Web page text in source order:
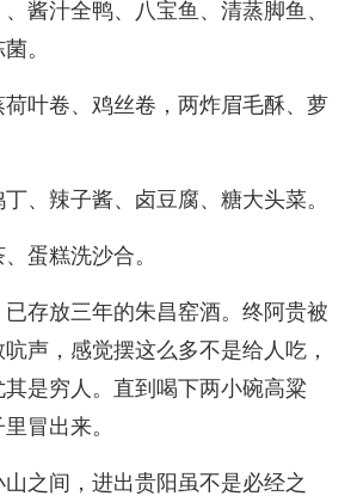
、酱汁全鸭、八宝鱼、清蒸脚鱼、
。
荷叶卷、鸡丝卷，两炸眉毛酥、萝
、辣子酱、卤豆腐、糖大头菜。
蛋糕洗沙合。
存放三年的朱昌窑酒。终阿贵被
声，感觉摆这么多不是给人吃，
是穷人。直到喝下两小碗高粱
冒出来。
之间，进出贵阳虽不是必经之